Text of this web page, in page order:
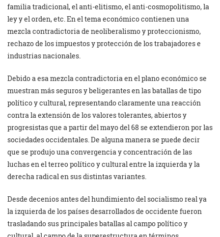
familia tradicional, el anti-elitismo, el anti-cosmopolitismo, la
ley y el orden, etc. En el tema económico contienen una
mezcla contradictoria de neoliberalismo y proteccionismo,
rechazo de los impuestos y protección de los trabajadores e
industrias nacionales.
Debido a esa mezcla contradictoria en el plano económico se
muestran más seguros y beligerantes en las batallas de tipo
político y cultural, representando claramente una reacción
contra la extensión de los valores tolerantes, abiertos y
progresistas que a partir del mayo del 68 se extendieron por las
sociedades occidentales. De alguna manera se puede decir
que se produjo una convergencia y concentración de las
luchas en el terreo político y cultural entre la izquierda y la
derecha radical en sus distintas variantes.
Desde decenios antes del hundimiento del socialismo real ya
la izquierda de los países desarrollados de occidente fueron
trasladando sus principales batallas al campo político y